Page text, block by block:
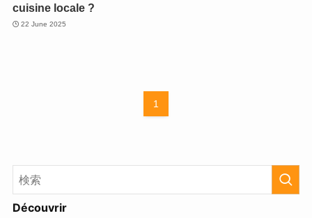
cuisine locale ?
22 June 2025
1
Découvrir